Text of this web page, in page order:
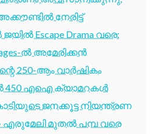
നേരിട്ട്
Escape Drama വരെ:
ൽ അമേരിക്കൻ
ന്റെ 250-ആം വാർഷികം
450 എഐ ക്യാമറകൾ
ജനക്കൂട്ട നിയന്ത്രണ
എരുമേലി മുതൽ പമ്പ വരെ